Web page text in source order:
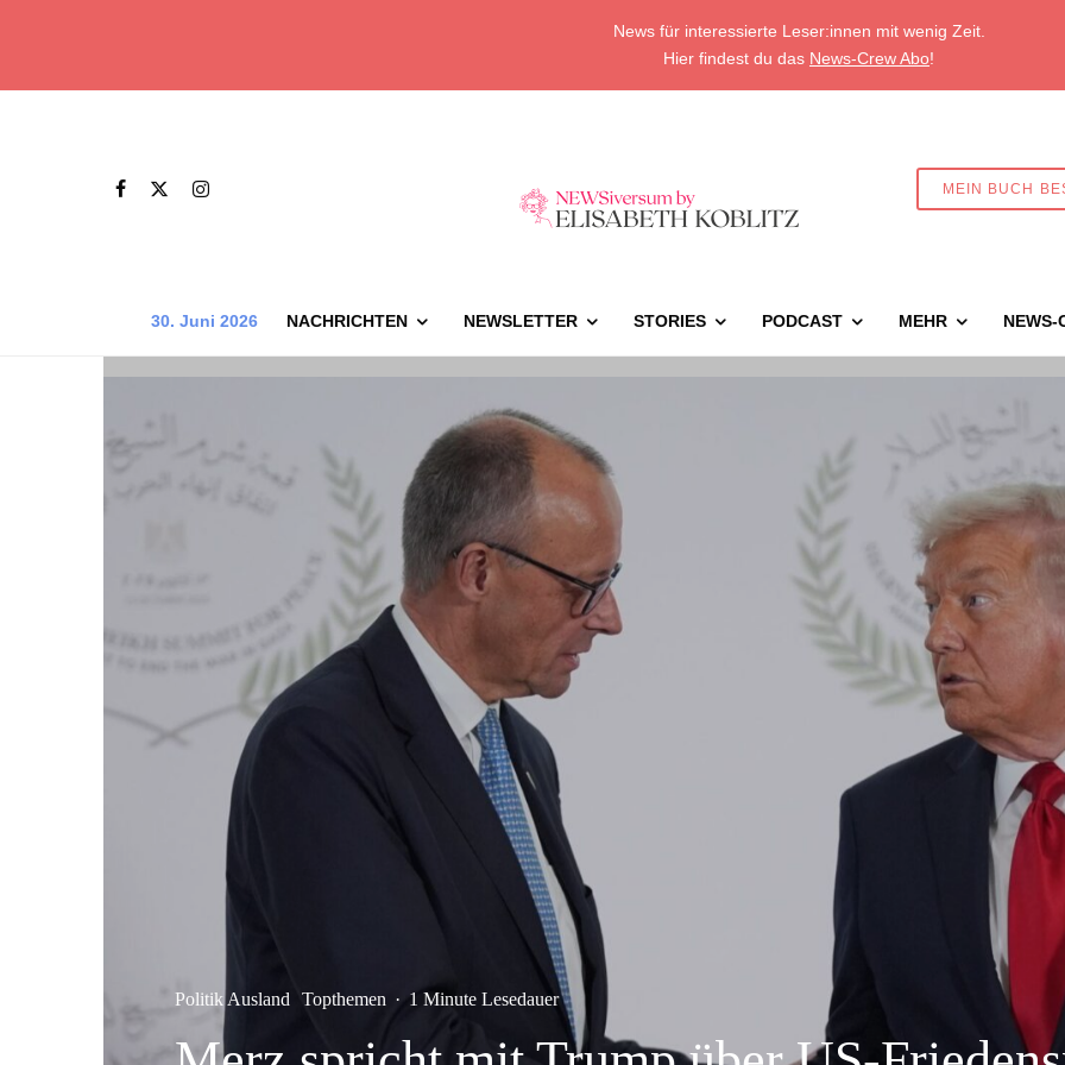
News für interessierte Leser:innen mit wenig Zeit.
Hier findest du das News-Crew Abo!
MEIN BUCH
30. Juni 2026 NACHRICHTEN NEWSLETTER STORIES PODCAST MEHR NEWS-
Politik Ausland Topthemen · 1 Minute Lesedauer